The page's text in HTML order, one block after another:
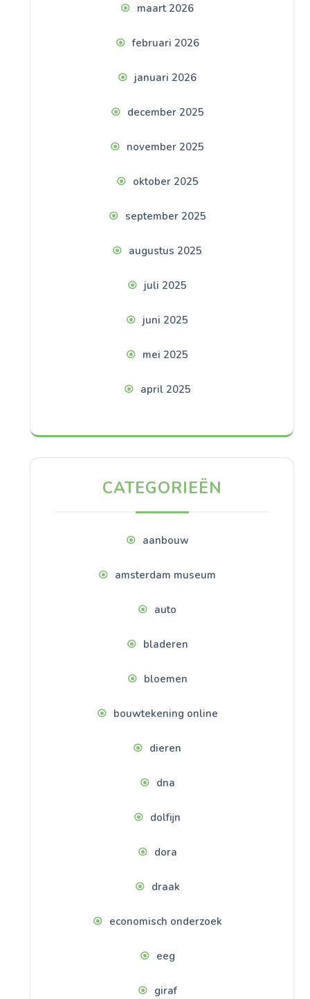
maart 2026
februari 2026
januari 2026
december 2025
november 2025
oktober 2025
september 2025
augustus 2025
juli 2025
juni 2025
mei 2025
april 2025
CATEGORIEËN
aanbouw
amsterdam museum
auto
bladeren
bloemen
bouwtekening online
dieren
dna
dolfijn
dora
draak
economisch onderzoek
eeg
giraf